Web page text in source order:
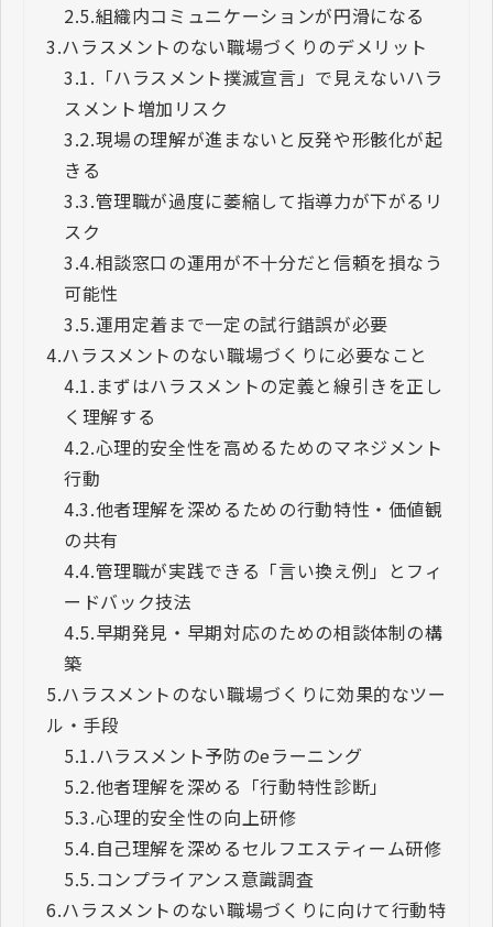
2.5.組織内コミュニケーションが円滑になる
3.ハラスメントのない職場づくりのデメリット
3.1. 「ハラスメント撲滅宣言」で見えないハラ
スメント増加リスク
3.2.現場の理解が進まないと反発や形骸化が起
きる
3.3.管理職が過度に萎縮して指導力が下がるリ
スク
3.4.相談窓口の運用が不十分だと信頼を損なう
可能性
3.5.運用定着まで一定の試行錯誤が必要
4.ハラスメントのない職場づくりに必要なこと
4.1. まずはハラスメントの定義と線引きを正し
く理解する
4.2.心理的安全性を高めるためのマネジメント
行動
4.3.他者理解を深めるための行動特性・価値観
の共有
4.4.管理職が実践できる「言い換え例」とフィ
ードバック技法
4.5.早期発見・早期対応のための相談体制の構
築
5.ハラスメントのない職場づくりに効果的なツー
ル・手段
5.1.ハラスメント予防のeラーニング
5.2.他者理解を深める「行動特性診断」
5.3.心理的安全性の向上研修
5.4.自己理解を深めるセルフエスティーム研修
5.5.コンプライアンス意識調査
6.ハラスメントのない職場づくりに向けて行動特